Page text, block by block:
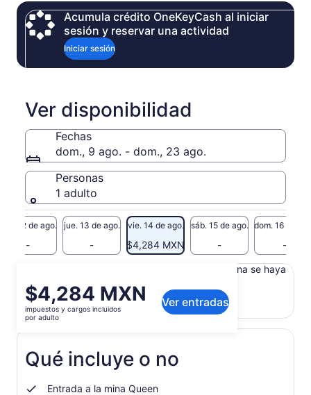
caballos reales (no incluida). Camine por las lápidas en el
cementerio de Boot Hill (entrada incluida). ¡Seguro que
disfrutarás del sabor y de la aventura del salvaje oeste!
Acumula crédito OneKeyCash al iniciar
sesión y reservar una actividad
Iniciar sesión
Ver disponibilidad
Fechas
dom., 9 ago. - dom., 23 ago.
Personas
1 adulto
12 de ago.
-
jue. 13 de ago.
-
vie. 14 de ago.
$4,284 MXN
sáb. 15 de ago.
-
dom. 16 de
-
El
precio
es
por
$4,284 MXN
impuestos y cargos incluidos
por adulto
Ver entradas
Es posible que el contenido de esta página se haya
Ver texto original (en inglés)
Opinar sobre esta traducción
Qué incluye o no
Entrada a la mina Queen